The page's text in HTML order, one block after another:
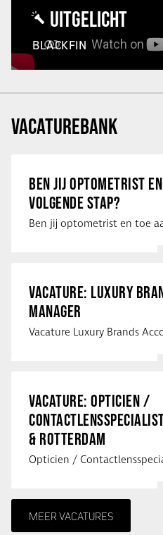
UITGELICHT
BLACKFIN
VACATUREBANK
BEN JIJ OPTOMETRIST
VOLGENDE STAP?
VACATURE: LUXURY
MANAGER
VACATURE: OPTICIEN /
& ROTTERDAM
MEER VACATURES